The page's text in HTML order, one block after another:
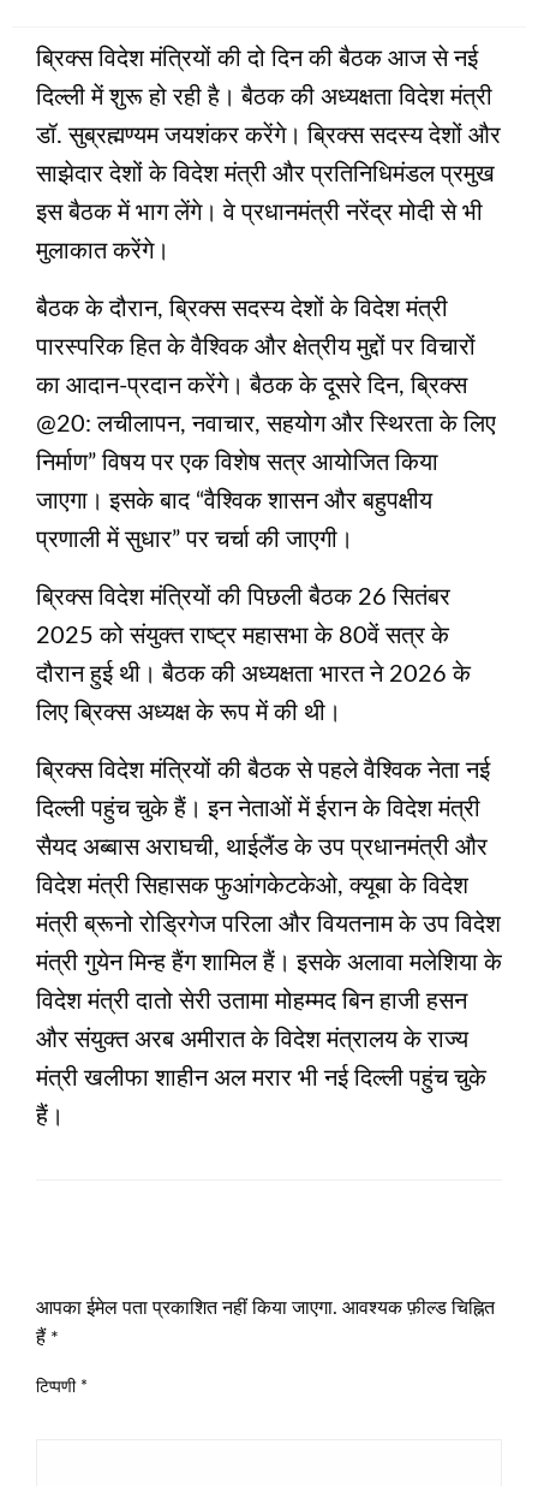
ब्रिक्स विदेश मंत्रियों की दो दिन की बैठक आज से नई
दिल्ली में शुरू हो रही है। बैठक की अध्यक्षता विदेश मंत्री
डॉ. सुब्रह्मण्यम जयशंकर करेंगे। ब्रिक्स सदस्य देशों और
साझेदार देशों के विदेश मंत्री और प्रतिनिधिमंडल प्रमुख
इस बैठक में भाग लेंगे। वे प्रधानमंत्री नरेंद्र मोदी से भी
मुलाकात करेंगे।
बैठक के दौरान, ब्रिक्स सदस्य देशों के विदेश मंत्री
पारस्परिक हित के वैश्विक और क्षेत्रीय मुद्दों पर विचारों
का आदान-प्रदान करेंगे। बैठक के दूसरे दिन, ब्रिक्स
@20: लचीलापन, नवाचार, सहयोग और स्थिरता के लिए
निर्माण” विषय पर एक विशेष सत्र आयोजित किया
जाएगा। इसके बाद “वैश्विक शासन और बहुपक्षीय
प्रणाली में सुधार” पर चर्चा की जाएगी।
ब्रिक्स विदेश मंत्रियों की पिछली बैठक 26 सितंबर
2025 को संयुक्त राष्ट्र महासभा के 80वें सत्र के
दौरान हुई थी। बैठक की अध्यक्षता भारत ने 2026 के
लिए ब्रिक्स अध्यक्ष के रूप में की थी।
ब्रिक्स विदेश मंत्रियों की बैठक से पहले वैश्विक नेता नई
दिल्ली पहुंच चुके हैं। इन नेताओं में ईरान के विदेश मंत्री
सैयद अब्बास अराघची, थाईलैंड के उप प्रधानमंत्री और
विदेश मंत्री सिहासक फुआंगकेटकेओ, क्यूबा के विदेश
मंत्री ब्रूनो रोड्रिगेज परिला और वियतनाम के उप विदेश
मंत्री गुयेन मिन्ह हैंग शामिल हैं। इसके अलावा मलेशिया के
विदेश मंत्री दातो सेरी उतामा मोहम्मद बिन हाजी हसन
और संयुक्त अरब अमीरात के विदेश मंत्रालय के राज्य
मंत्री खलीफा शाहीन अल मरार भी नई दिल्ली पहुंच चुके
हैं।
आपका ईमेल पता प्रकाशित नहीं किया जाएगा. आवश्यक फ़ील्ड चिह्नित
हैं *
टिप्पणी *